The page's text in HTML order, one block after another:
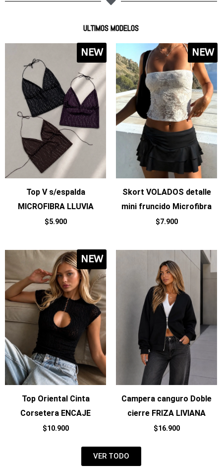
ULTIMOS MODELOS
NEW
Top V s/espalda
MICROFIBRA LLUVIA
$5.900
NEW
Skort VOLADOS detalle
mini fruncido Microfibra
$7.900
NEW
Top Oriental Cinta
Corsetera ENCAJE
$10.900
Campera canguro Doble
cierre FRIZA LIVIANA
$16.900
VER TODO